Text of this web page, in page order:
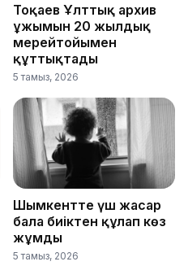
Тоқаев Ұлттық архив
ұжымын 20 жылдық
мерейтойымен
құттықтады
5 тамыз, 2026
Шымкентте үш жасар
бала биіктен құлап көз
жұмды
5 тамыз, 2026